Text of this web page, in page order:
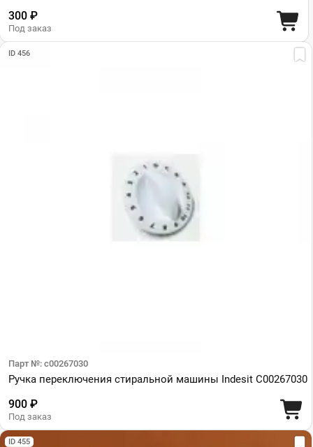
300 ₽
Под заказ
ID 456
Парт №: c00267030
Ручка переключения стиральной машины Indesit C00267030
900 ₽
Под заказ
ID 455